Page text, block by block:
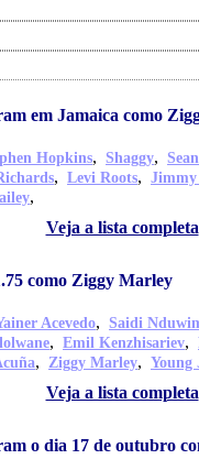
em Jamaica como
Hopkins, Shaggy,
, Levi Roots,
,
Veja a lista completa
como Ziggy Marley
Acevedo, Saidi
, Emil Kenzhisariev,
, Ziggy Marley, Young
Veja a lista completa
o dia 17 de outubro